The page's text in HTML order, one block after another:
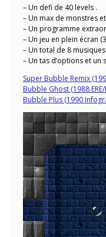
– Un defi de 40 levels .
– Un max de monstres
– Un programme
– Un jeu en plein écran
– Un total de 8
– Un tas d’options et un
Super Bubble Remix
Bubble Ghost (1988
Bubble Plus (1990